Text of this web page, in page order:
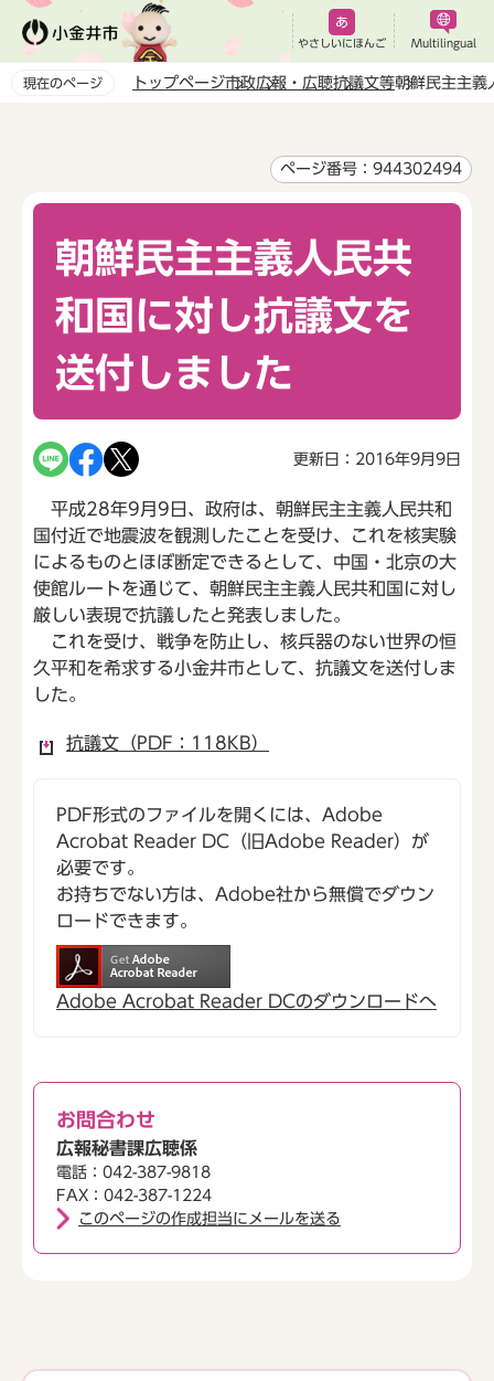
ペ
やさしいにほんご Multilingual
現在のページ トップページ市政広報・広聴抗議文等朝鮮民主主義
ページ番号：944302494
朝鮮民主主義人民共
和国に対し抗議文を
送付しました
更新日：2016年9月9日
平成28年9月9日、政府は、朝鮮民主主義人民共和
国付近で地震波を観測したことを受け、これを核実験
によるものとほぼ断定できるとして、中国・北京の大
使館ルートを通じて、朝鮮民主主義人民共和国に対し
厳しい表現で抗議したと発表しました。
これを受け、戦争を防止し、核兵器のない世界の恒
久平和を希求する小金井市として、抗議文を送付しま
した。
抗議文（PDF：118KB）
PDF形式のファイルを開くには、Adobe
Acrobat Reader DC（旧Adobe Reader）が
必要です。
お持ちでない方は、Adobe社から無償でダウン
ロードできます。
Adobe Acrobat Reader DCのダウンロードへ
お問合わせ
広報秘書課広聴係
電話：042-387-9818
FAX：042-387-1224
このページの作成担当にメールを送る